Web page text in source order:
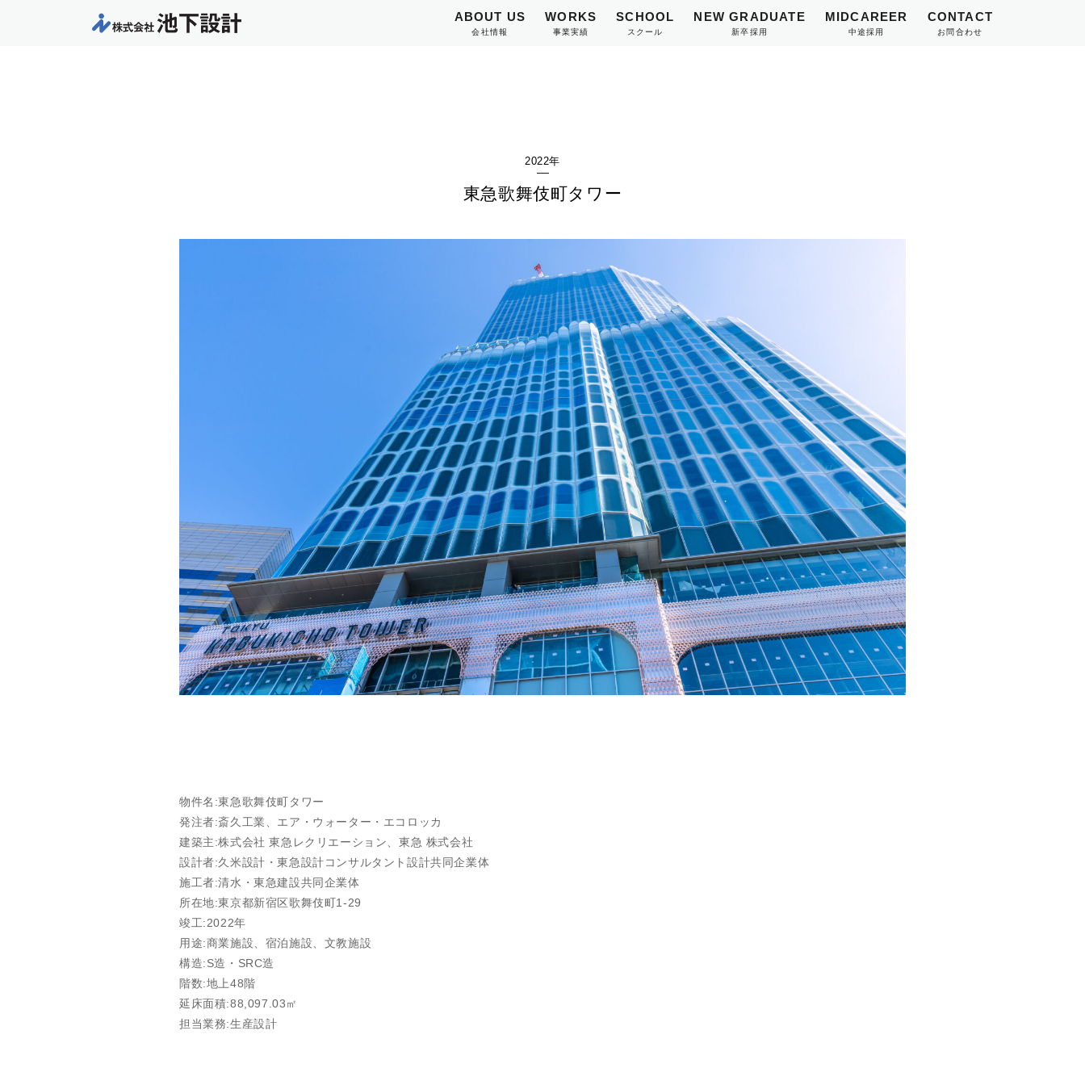
ABOUT US
会社情報
WORKS
事業実績
SCHOOL
スクール
NEW GRADUATE
新卒採用
MIDCAREER
中途採用
CONTACT
お問合わせ
2022年
東急歌舞伎町タワー
物件名:東急歌舞伎町タワー
発注者:斎久工業、エア・ウォーター・エコロッカ
建築主:株式会社 東急レクリエーション、東急 株式会社
設計者:久米設計・東急設計コンサルタント設計共同企業体
施工者:清水・東急建設共同企業体
所在地:東京都新宿区歌舞伎町1-29
竣工:2022年
用途:商業施設、宿泊施設、文教施設
構造:S造・SRC造
階数:地上48階
延床面積:88,097.03㎡
担当業務:生産設計